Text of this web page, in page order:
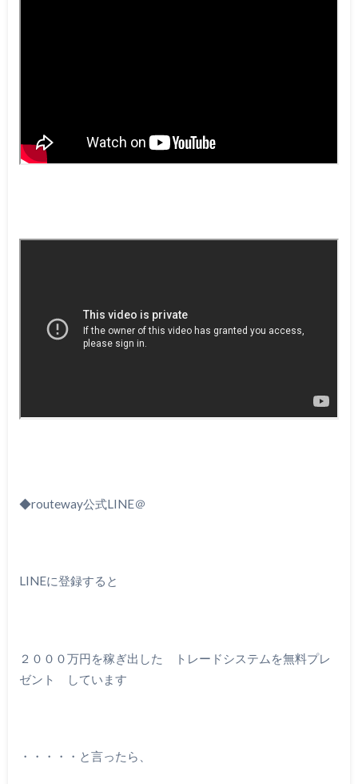
◆routeway公式LINE＠
LINEに登録すると
２０００万円を稼ぎ出した トレードシステムを無料プレ
ゼント しています
・・・・・と言ったら、